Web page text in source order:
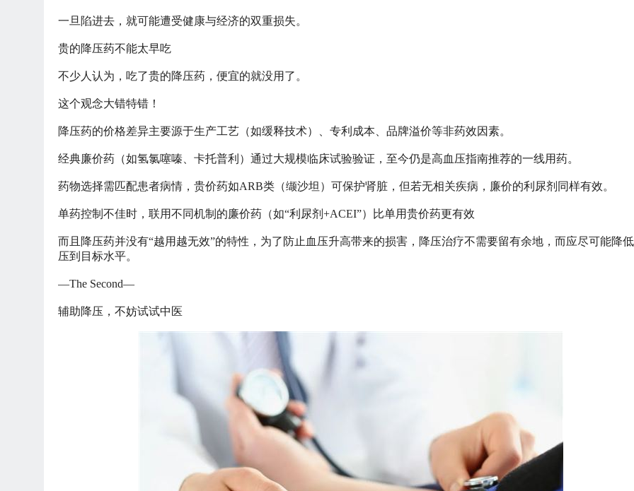
一旦陷进去，就可能遭受健康与经济的双重损失。
贵的降压药不能太早吃
不少人认为，吃了贵的降压药，便宜的就没用了。
这个观念大错特错！
降压药的价格差异主要源于生产工艺（如缓释技术）、专利成本、品牌溢价等非药效因素。
经典廉价药（如氢氯噻嗪、卡托普利）通过大规模临床试验验证，至今仍是高血压指南推荐的一线用药。
药物选择需匹配患者病情，贵价药如ARB类（缬沙坦）可保护肾脏，但若无相关疾病，廉价的利尿剂同样有效。
单药控制不佳时，联用不同机制的廉价药（如“利尿剂+ACEI”）比单用贵价药更有效
而且降压药并没有“越用越无效”的特性，为了防止血压升高带来的损害，降压治疗不需要留有余地，而应尽可能降
压到目标水平。
—The Second—
辅助降压，不妨试试中医